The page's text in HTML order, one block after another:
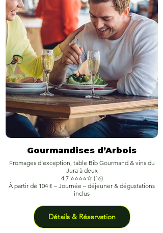
Gourmandises d’Arbois
Fromages d’exception, table Bib Gourmand & vins du
Jura à deux
4.7 ⭐⭐⭐⭐☆ (16)
À partir de 104 € – Journée – déjeuner & dégustations
inclus
Détails & Réservation